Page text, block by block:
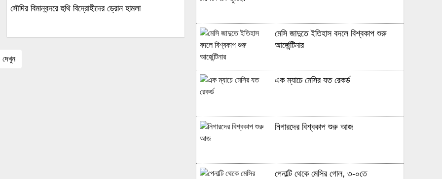
সৌদির বিমানবন্দরে হুথি বিদ্রোহীদের ড্রোন হামলা
মেসি জাদুতে ইতিহাস বদলে বিশ্বকাপ শুরু
আর্জেন্টিনার
এক ম্যাচে মেসির যত রেকর্ড
নিগারদের বিশ্বকাপ শুরু আজ
পেনাল্টি থেকে মেসির গোল, ৩-০তে